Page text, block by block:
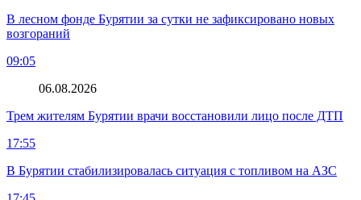
В лесном фонде Бурятии за сутки не зафиксировано новых
возгораний
09:05
06.08.2026
Трем жителям Бурятии врачи восстановили лицо после ДТП
17:55
В Бурятии стабилизировалась ситуация с топливом на АЗС